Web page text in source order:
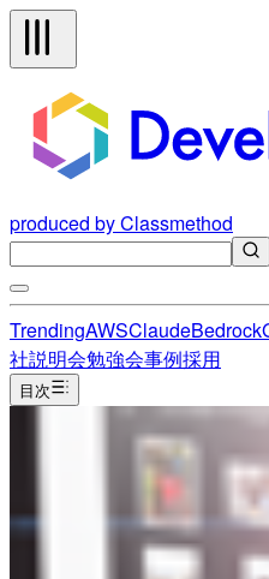
produced by Classmethod
TrendingAWSClaudeBedrock
社説明会勉強会事例採用
目次